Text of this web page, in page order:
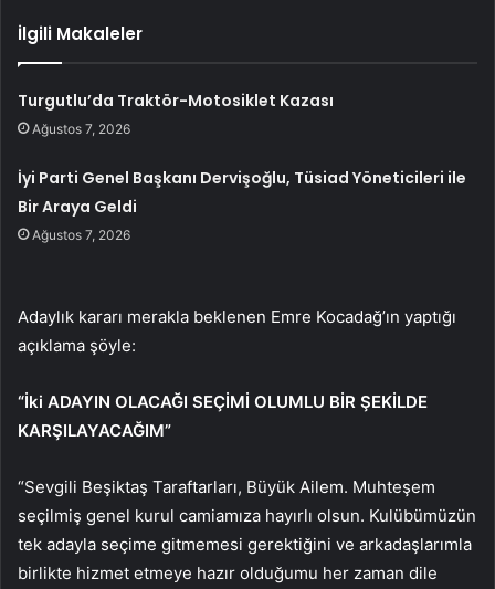
İlgili Makaleler
Turgutlu’da Traktör-Motosiklet Kazası
Ağustos 7, 2026
İyi Parti Genel Başkanı Dervişoğlu, Tüsiad Yöneticileri ile
Bir Araya Geldi
Ağustos 7, 2026
Adaylık kararı merakla beklenen Emre Kocadağ’ın yaptığı
açıklama şöyle:
“İki ADAYIN OLACAĞI SEÇİMİ OLUMLU BİR ŞEKİLDE
KARŞILAYACAĞIM”
“Sevgili Beşiktaş Taraftarları, Büyük Ailem. Muhteşem
seçilmiş genel kurul camiamıza hayırlı olsun. Kulübümüzün
tek adayla seçime gitmemesi gerektiğini ve arkadaşlarımla
birlikte hizmet etmeye hazır olduğumu her zaman dile